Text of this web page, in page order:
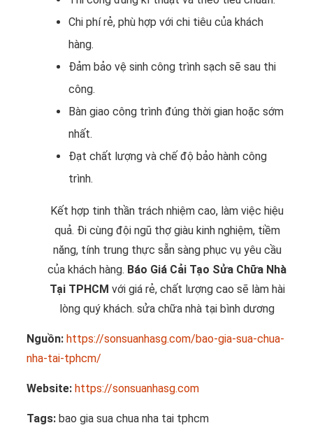
Chi phí rẻ, phù hợp với chi tiêu của khách
hàng.
Đảm bảo vệ sinh công trình sạch sẽ sau thi
công.
Bàn giao công trình đúng thời gian hoặc sớm
nhất.
Đạt chất lượng và chế độ bảo hành công
trình.
Kết hợp tinh thần trách nhiệm cao, làm việc hiệu
quả. Đi cùng đội ngũ thợ giàu kinh nghiệm, tiềm
năng, tính trung thực sẵn sàng phục vụ yêu cầu
của khách hàng. Báo Giá Cải Tạo Sửa Chữa Nhà
Tại TPHCM với giá rẻ, chất lượng cao sẽ làm hài
lòng quý khách. sửa chữa nhà tại bình dương
Nguồn: https://sonsuanhasg.com/bao-gia-sua-chua-
nha-tai-tphcm/
Website: https://sonsuanhasg.com
Tags: bao gia sua chua nha tai tphcm